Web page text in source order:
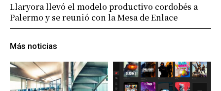
Más noticias
Llaryora llevó el modelo productivo cordobés a
Palermo y se reunió con la Mesa de Enlace